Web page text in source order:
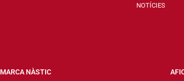
NOTÍCIES
MARCA NÀSTIC